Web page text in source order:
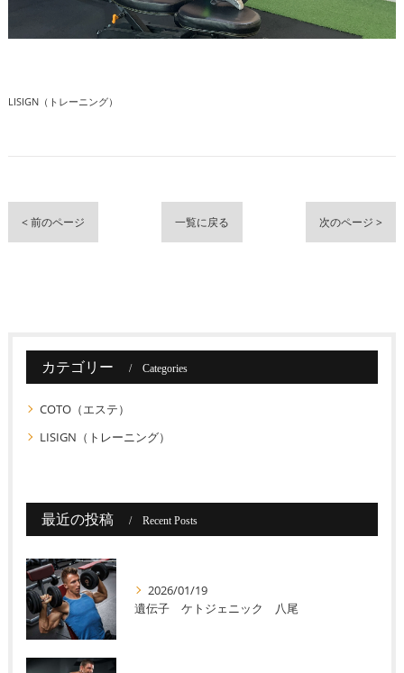
LISIGN（トレーニング）
< 前のページ 一覧に戻る 次のページ >
カテゴリー Categories
COTO（エステ）
LISIGN（トレーニング）
最近の投稿 Recent Posts
2026/01/19
遺伝子 ケトジェニック 八尾